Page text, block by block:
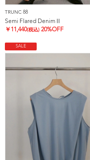
TRUNC 88
Semi Flared DenimⅡ
￥ 11,440(税込) 20%OFF
SALE